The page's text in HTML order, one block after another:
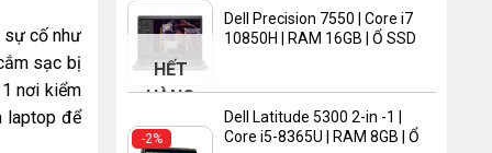
sự cố như
sạc bị
nơi kiểm
laptop để
HẾT
HÀNG
Dell Precision 7550 | Core i7
10850H | RAM 16GB | Ổ SSD
-2%
Dell Latitude 5300 2-in -1 |
Core i5-8365U | RAM 8GB | Ổ